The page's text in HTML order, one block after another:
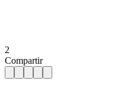
2
Compartir